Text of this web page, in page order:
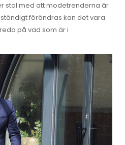
stol med att modetrenderna är
förändras kan det vara
på vad som är i